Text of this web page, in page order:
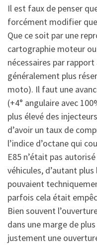
Il est faux de penser
forcément modifier
Que ce soit par une
cartographie moteur
nécessaires par
généralement plus
moto). Il faut une
(+4° angulaire avec
plus élevé des
d’avoir un taux de
l’indice d’octane qui
E85 n’était pas
véhicules, d’autant
pouvaient
parfois cela était
Bien souvent
dans une marge de
justement une